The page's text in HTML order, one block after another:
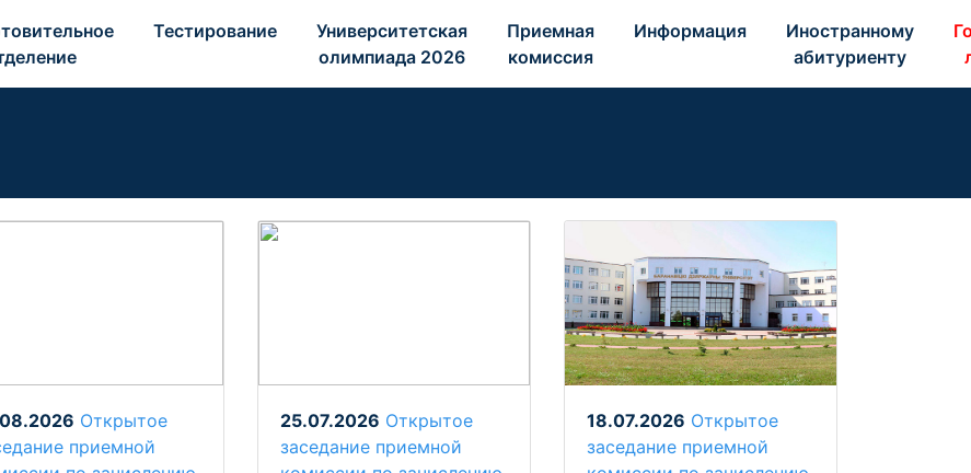
Тестирование
Университетская
олимпиада 2026
Приемная
комиссия
Информация
Иностранному
абитуриенту
Открытое
приемной
25.07.2026 Открытое
заседание приемной
18.07.2026 Открытое
заседание приемной